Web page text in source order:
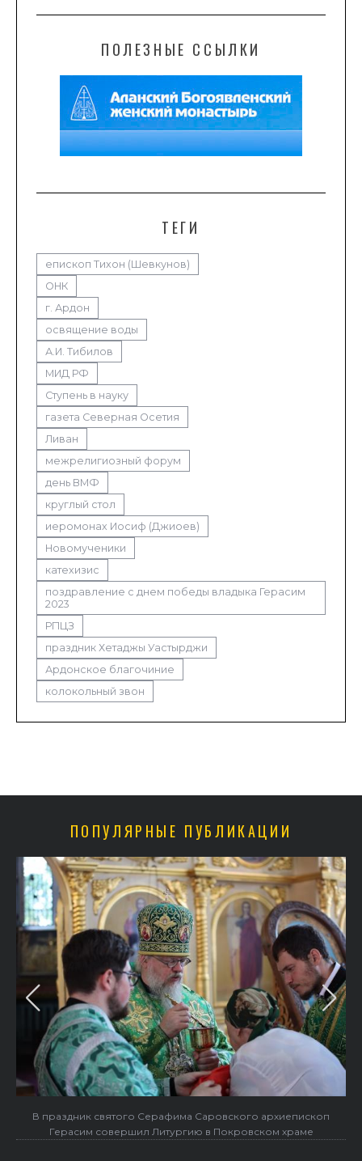
ПОЛЕЗНЫЕ ССЫЛКИ
ТЕГИ
епископ Тихон (Шевкунов)
ОНК
г. Ардон
освящение воды
А.И. Тибилов
МИД РФ
Ступень в науку
газета Северная Осетия
Ливан
межрелигиозный форум
день ВМФ
круглый стол
иеромонах Иосиф (Джиоев)
Новомученики
катехизис
поздравление с днем победы владыка Герасим
2023
РПЦЗ
праздник Хетаджы Уастырджи
Ардонское благочиние
колокольный звон
ПОПУЛЯРНЫЕ ПУБЛИКАЦИИ
Объявлен набор в Центр подготовки церковных специалистов